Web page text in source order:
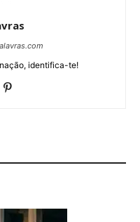
identifica-te!